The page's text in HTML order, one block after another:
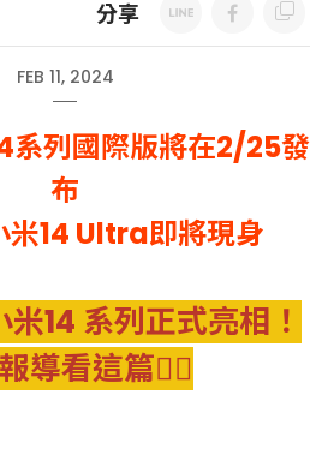
分享
FEB 11, 2024
列國際版將在2/25發
布
米14 Ultra即將現身
14 系列正式亮相！
導看這篇👈🏻